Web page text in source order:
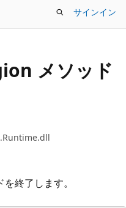
サインイン
メソッド
終了します。